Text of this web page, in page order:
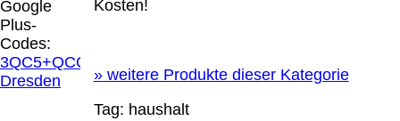
Google
Plus-
Codes:
3QC5+QCG
Dresden
Kosten!
»weitere Produkte dieser Kategorie
Tag: haushalt
uns ausdrücklich von allen Inhalten, aller
gelinkten Seiten auf unserer Homepage und
machen uns diese Inhalte nicht zu eigen.
Diese Erklärung gilt für alle auf unserer
Homepage angebrachten Links.
Die Europäische Kommission stellt eine